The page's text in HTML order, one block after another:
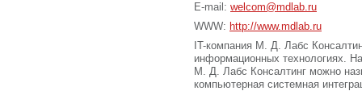
E-mail: welcom@mdlab.ru
WWW: http://www.mdlab.ru
IT-компания М. Д. Лабс
информационных технологиях.
М. Д. Лабс Консалтинг можно
компьютерная системная